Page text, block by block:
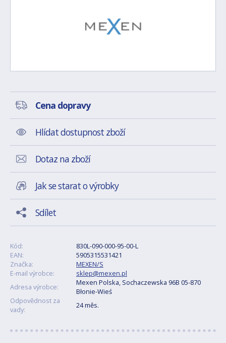
Cena dopravy
Hlídat dostupnost zboží
Dotaz na zboží
Jak se starat o výrobky
Sdílet
Kód:
830L-090-000-95-00-L
EAN:
5905315531421
Značka:
MEXEN/S
E-mail výrobce:
sklep@mexen.pl
Adresa výrobce:
Mexen Polska, Sochaczewska 96B 05-870
Błonie-Wieś
Odpovědnost za
vady:
24 měs.